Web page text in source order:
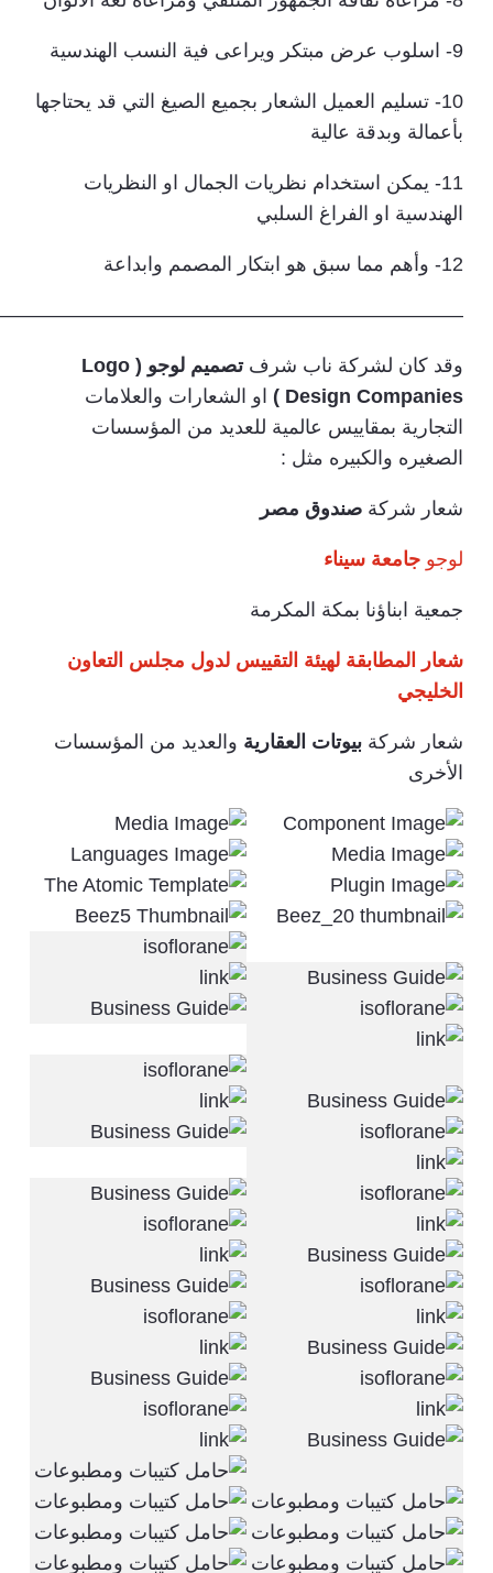
9- اسلوب عرض مبتكر ويراعى فية النسب الهندسية
10- تسليم العميل الشعار بجميع الصيغ التي قد يحتاجها
بأعمالة وبدقة عالية
11- يمكن استخدام نظريات الجمال او النظريات
الهندسية او الفراغ السلبي
12- وأهم مما سبق هو ابتكار المصمم وابداعة
وقد كان لشركة ناب شرف
تصميم لوجو ( Logo
Design Companies )
او الشعارات والعلامات
التجارية بمقاييس عالمية للعديد من المؤسسات
الصغيره والكبيره مثل :
شعار شركة صندوق مصر
لوجو جامعة سيناء
جمعية ابناؤنا بمكة المكرمة
شعار المطابقة لهيئة التقييس لدول مجلس التعاون
الخليجي
شعار شركة بيوتات العقارية والعديد من المؤسسات
الأخرى